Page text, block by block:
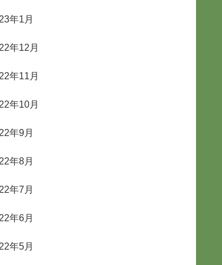
年1月
年12月
年11月
年10月
年9月
年8月
年7月
年6月
年5月